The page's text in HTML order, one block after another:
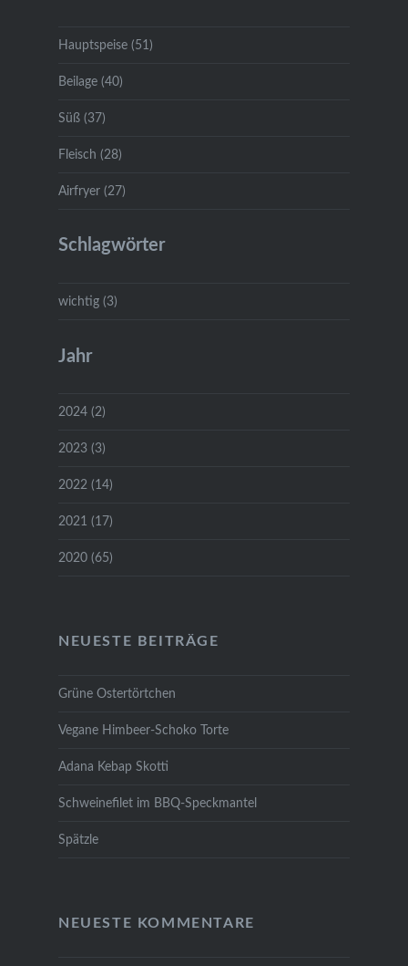
Hauptspeise (51)
Beilage (40)
Süß (37)
Fleisch (28)
Airfryer (27)
Schlagwörter
wichtig (3)
Jahr
2024 (2)
2023 (3)
2022 (14)
2021 (17)
2020 (65)
NEUESTE BEITRÄGE
Grüne Ostertörtchen
Vegane Himbeer-Schoko Torte
Adana Kebap Skotti
Schweinefilet im BBQ-Speckmantel
Spätzle
NEUESTE KOMMENTARE